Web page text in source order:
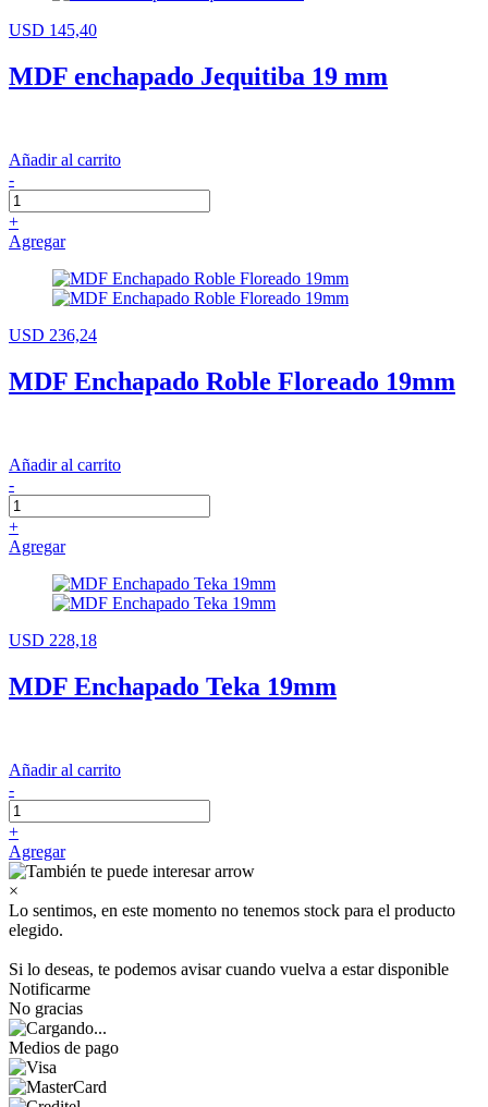
USD 145,40
MDF enchapado Jequitiba 19 mm
Añadir al carrito
-
+
Agregar
USD 236,24
MDF Enchapado Roble Floreado 19mm
Añadir al carrito
-
+
Agregar
USD 228,18
MDF Enchapado Teka 19mm
Añadir al carrito
-
+
Agregar
×
Lo sentimos, en este momento no tenemos stock para el producto
elegido.
Si lo deseas, te podemos avisar cuando vuelva a estar disponible
Notificarme
No gracias
Medios de pago